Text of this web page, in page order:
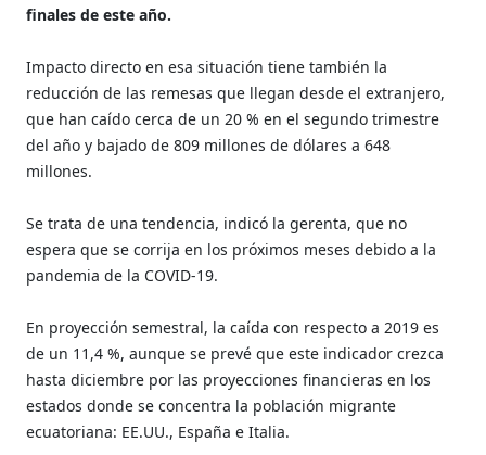
finales de este año.
Impacto directo en esa situación tiene también la
reducción de las remesas que llegan desde el extranjero,
que han caído cerca de un 20 % en el segundo trimestre
del año y bajado de 809 millones de dólares a 648
millones.
Se trata de una tendencia, indicó la gerenta, que no
espera que se corrija en los próximos meses debido a la
pandemia de la COVID-19.
En proyección semestral, la caída con respecto a 2019 es
de un 11,4 %, aunque se prevé que este indicador crezca
hasta diciembre por las proyecciones financieras en los
estados donde se concentra la población migrante
ecuatoriana: EE.UU., España e Italia.